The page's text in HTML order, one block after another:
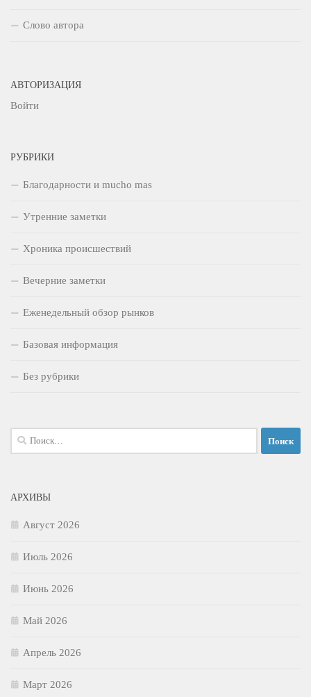
Слово автора
АВТОРИЗАЦИЯ
Войти
РУБРИКИ
Благодарности и mucho mas
Утренние заметки
Хроника происшествий
Вечерние заметки
Еженедельный обзор рынков
Базовая информация
Без рубрики
Найти:
АРХИВЫ
Август 2026
Июль 2026
Июнь 2026
Май 2026
Апрель 2026
Март 2026